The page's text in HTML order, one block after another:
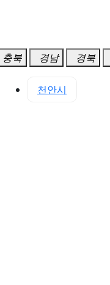
충북 경남 경북
천안시